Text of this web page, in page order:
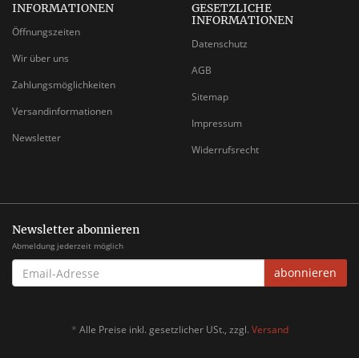
INFORMATIONEN
Öffnungszeiten
Wir über uns
Zahlungsmöglichkeiten
Versandinformationen
Newsletter
GESETZLICHE
INFORMATIONEN
Datenschutz
AGB
Sitemap
Impressum
Widerrufsrecht
Newsletter abonnieren
Abmeldung jederzeit möglich
EMAIL-
ADRESSE
abonnieren
* Alle Preise inkl. gesetzlicher USt., zzgl. Versand